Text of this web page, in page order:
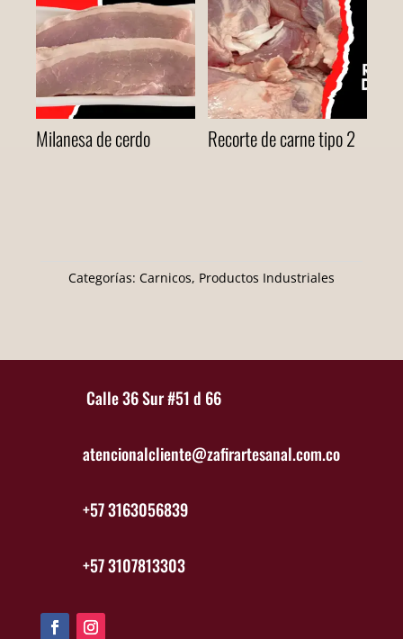
Milanesa de cerdo Recorte de carne tipo 2
Categorías: Carnicos, Productos Industriales
Calle 36 Sur #51 d 66
atencionalcliente@zafirartesanal.com.co
+57 3163056839
+57 3107813303